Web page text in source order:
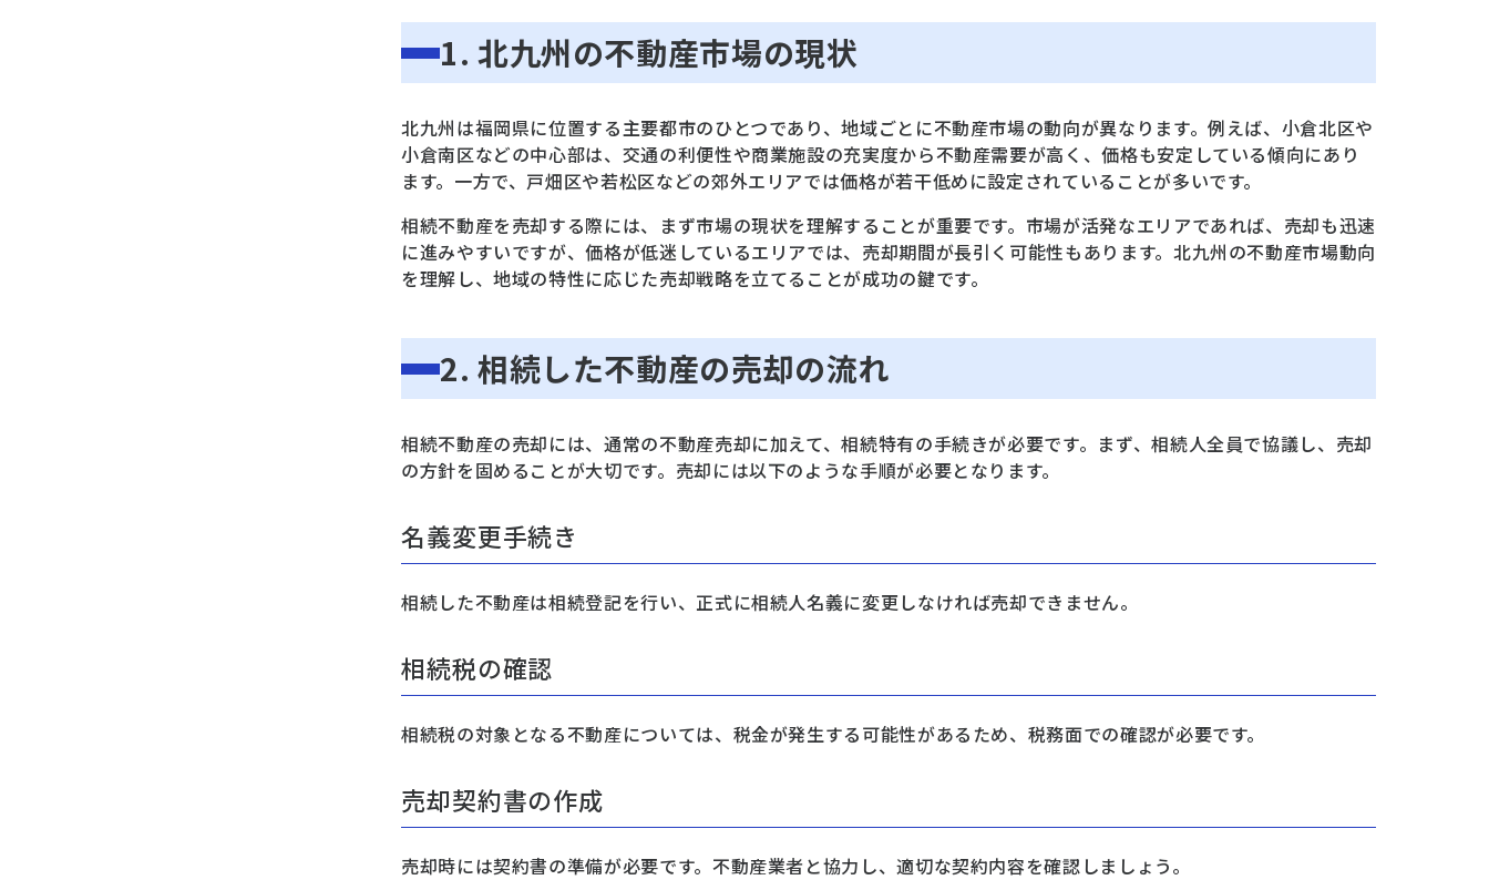
1. 北九州の不動産市場の現状
北九州は福岡県に位置する主要都市のひとつであり、地域ごとに不動産市場の動向が異なります。例えば、小倉北区や
小倉南区などの中心部は、交通の利便性や商業施設の充実度から不動産需要が高く、価格も安定している傾向にあり
ます。一方で、戸畑区や若松区などの郊外エリアでは価格が若干低めに設定されていることが多いです。
相続不動産を売却する際には、まず市場の現状を理解することが重要です。市場が活発なエリアであれば、売却も迅速
に進みやすいですが、価格が低迷しているエリアでは、売却期間が長引く可能性もあります。北九州の不動産市場動向
を理解し、地域の特性に応じた売却戦略を立てることが成功の鍵です。
2. 相続した不動産の売却の流れ
相続不動産の売却には、通常の不動産売却に加えて、相続特有の手続きが必要です。まず、相続人全員で協議し、売却
の方針を固めることが大切です。売却には以下のような手順が必要となります。
名義変更手続き
相続した不動産は相続登記を行い、正式に相続人名義に変更しなければ売却できません。
相続税の確認
相続税の対象となる不動産については、税金が発生する可能性があるため、税務面での確認が必要です。
売却契約書の作成
売却時には契約書の準備が必要です。不動産業者と協力し、適切な契約内容を確認しましょう。